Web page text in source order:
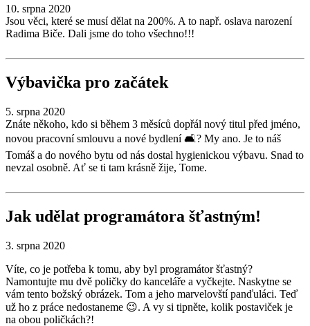
10. srpna 2020
Jsou věci, které se musí dělat na 200%. A to např. oslava narození
Radima Biče. Dali jsme do toho všechno!!!
Výbavička pro začátek
5. srpna 2020
Znáte někoho, kdo si během 3 měsíců dopřál nový titul před jméno,
novou pracovní smlouvu a nové bydlení 🛋? My ano. Je to náš
Tomáš a do nového bytu od nás dostal hygienickou výbavu. Snad to
nevzal osobně. Ať se ti tam krásně žije, Tome.
Jak udělat programátora šťastným!
3. srpna 2020
Víte, co je potřeba k tomu, aby byl programátor šťastný?
Namontujte mu dvě poličky do kanceláře a vyčkejte. Naskytne se
vám tento božský obrázek. Tom a jeho marvelovští panďuláci. Teď
už ho z práce nedostaneme 😉. A vy si tipněte, kolik postaviček je
na obou poličkách?!